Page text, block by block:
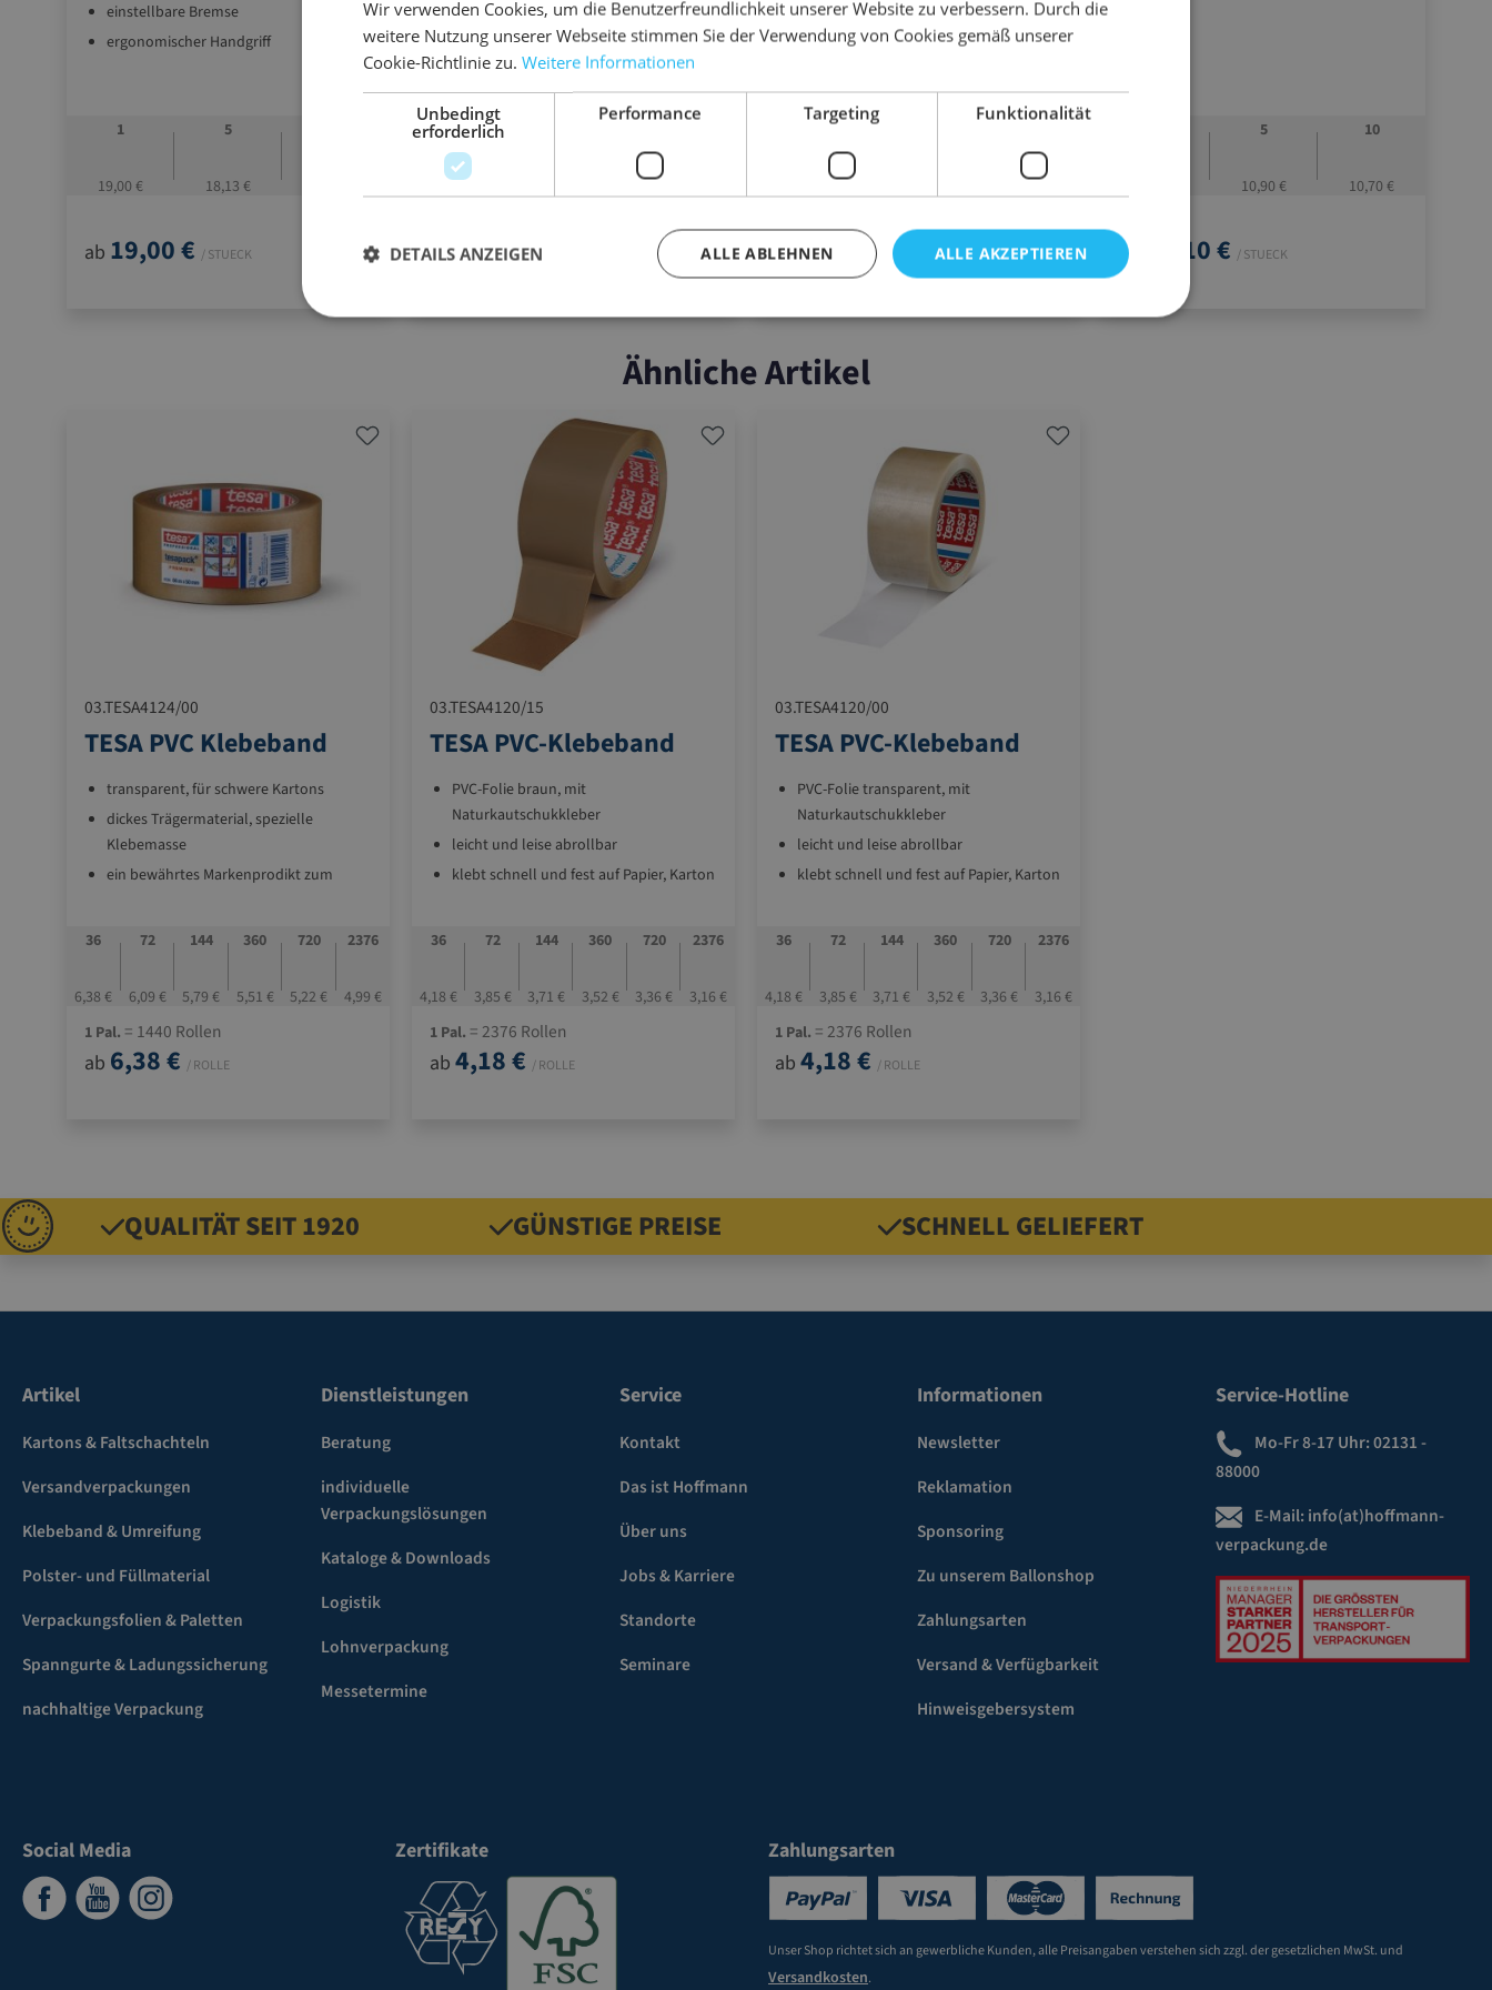
einstellbare Bremse
ergonomischer Handgriff
1
19,00 €
5
18,13 €
ab 19,00 € / STUECK
gezahntes Messer
einstellbare Abrollbremse
1
9,06 €
ab 9,06 €/ STUECK
Messer wird erst bei Verschlussvorgang
freigegeben
Breite
23,90 €
ab28,30 € / STUECK
5
10,90 €
10
10,70 €
ab 12,10 € / STUECK
Ähnliche Artikel
03.TESA4124/00
TESA PVC Klebeband
transparent, für schwere Kartons
dickes Trägermaterial, spezielle
Klebemasse
ein bewährtes Markenprodikt zum
36
6,38 €
72
6,09 €
144
5,79 €
360
5,51 €
720
5,22 €
2376
4,99 €
1 Pal. = 1440 Rollen
ab 6,38 € / ROLLE
03.TESA4120/15
TESA PVC-Klebeband
PVC-Folie braun, mit
Naturkautschukkleber
leicht und leise abrollbar
klebt schnell und fest auf Papier, Karton
32 my Folienstärke
36
4,18 €
72
3,85 €
144
3,71 €
360
3,52 €
720
3,36 €
2376
3,16 €
1 Pal. = 2376 Rollen
ab 4,18 € / ROLLE
03.TESA4120/00
TESA PVC-Klebeband
PVC-Folie transparent, mit
Naturkautschukkleber
leicht und leise abrollbar
klebt schnell und fest auf Papier, Karton
32 my Folienstärke
36
4,18 €
72
3,85 €
144
3,71 €
360
3,52 €
720
3,36 €
2376
3,16 €
1 Pal. = 2376 Rollen
ab 4,18 € / ROLLE
QUALITÄT SEIT 1920 GÜNSTIGE PREISE SCHNELL GELIEFERT
Artikel
Kartons & Faltschachteln
Versandverpackungen
Klebeband & Umreifung
Polster- und Füllmaterial
Verpackungsfolien & Paletten
Spanngurte & Ladungssicherung
nachhaltige Verpackung
Dienstleistungen
Beratung
individuelle
Verpackungslösungen
Kataloge & Downloads
Logistik
Lohnverpackung
Messetermine
Service
Kontakt
Das ist Hoffmann
Über uns
Jobs & Karriere
Standorte
Seminare
Informationen
Newsletter
Reklamation
Sponsoring
Zu unserem Ballonshop
Zahlungsarten
Versand & Verfügbarkeit
Hinweisgebersystem
Service-Hotline
Mo-Fr 8-17 Uhr:02131 -
88000
E-Mail: info(at)hoffmann-
verpackung.de
Social Media Zertifikate Zahlungsarten
Unser Shop richtet sich an gewerbliche Kunden, alle Preisangaben verstehen sich zzgl. der gesetzlichen MwSt. und
Versandkosten.
Wir verwenden Cookies, um die Benutzerfreundlichkeit unserer Website zu verbessern. Durch die
weitere Nutzung unserer Webseite stimmen Sie der Verwendung von Cookies gemäß unserer
Cookie-Richtlinie zu. Weitere Informationen
Unbedingt
erforderlich
Performance Targeting Funktionalität
ALLE AKZEPTIEREN
ALLE ABLEHNEN
DETAILS ANZEIGEN